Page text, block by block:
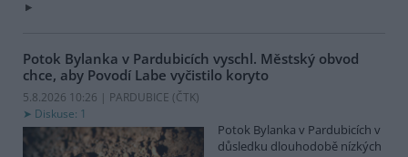
Potok Bylanka v Pardubicích vyschl. Městský obvod
chce, aby Povodí Labe vyčistilo koryto
5.8.2026 10:26 | PARDUBICE (ČTK)
Diskuse: 1
Potok Bylanka v Pardubicích v
důsledku dlouhodobě nízkých